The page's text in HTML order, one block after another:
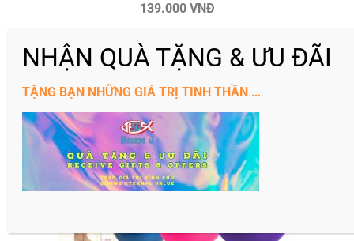
139.000 VNĐ
TẶNG BẠN NHỮNG GIÁ TRỊ TINH THẦN …